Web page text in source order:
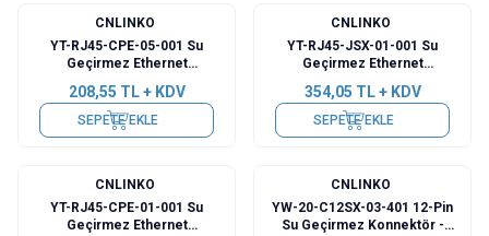
CNLINKO
YT-RJ45-CPE-05-001 Su
Geçirmez Ethernet
208,55 TL + KDV
SEPETE EKLE
CNLINKO
YT-RJ45-JSX-01-001 Su
Geçirmez Ethernet
354,05 TL + KDV
SEPETE EKLE
CNLINKO
YT-RJ45-CPE-01-001 Su
Geçirmez Ethernet
CNLINKO
YW-20-C12SX-03-401 12-Pin
Su Geçirmez Konnektör -